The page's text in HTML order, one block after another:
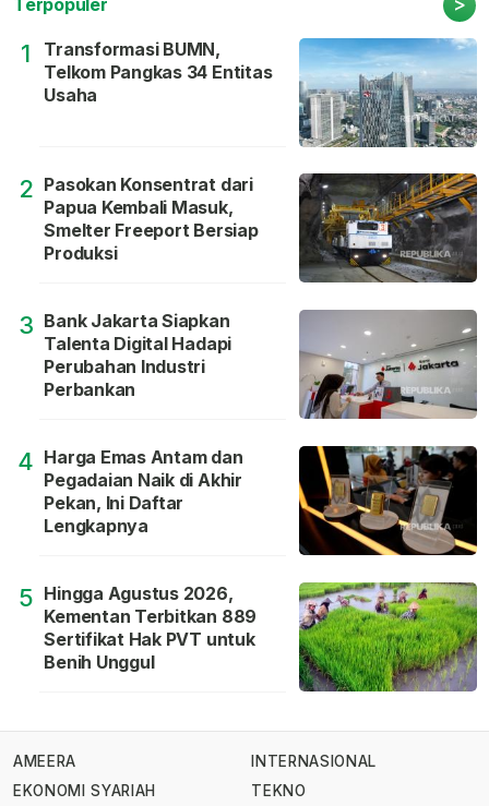
Terpopuler
1
Transformasi BUMN,
Telkom Pangkas 34 Entitas
Usaha
2 Pasokan Konsentrat dari
Papua Kembali Masuk,
Smelter Freeport Bersiap
Produksi
3 Bank Jakarta Siapkan
Talenta Digital Hadapi
Perubahan Industri
Perbankan
4 Harga Emas Antam dan
Pegadaian Naik di Akhir
Pekan, Ini Daftar
Lengkapnya
5 Hingga Agustus 2026,
Kementan Terbitkan 889
Sertifikat Hak PVT untuk
Benih Unggul
AMEERA
EKONOMI SYARIAH
INTERNASIONAL
TEKNO